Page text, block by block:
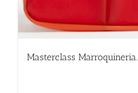
Masterclass Marroquineria.